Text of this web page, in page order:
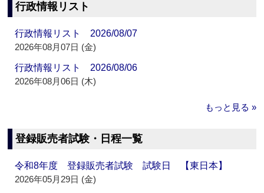
行政情報リスト
行政情報リスト 2026/08/07
2026年08月07日 (金)
行政情報リスト 2026/08/06
2026年08月06日 (木)
もっと見る »
登録販売者試験・日程一覧
令和8年度 登録販売者試験 試験日 【東日本】
2026年05月29日 (金)